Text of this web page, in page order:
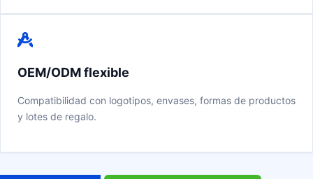
OEM/ODM flexible
Compatibilidad con logotipos, envases, formas de productos
y lotes de regalo.